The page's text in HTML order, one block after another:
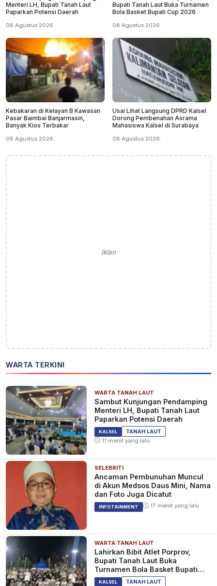
Menteri LH, Bupati Tanah Laut
Paparkan Potensi Daerah
08 Agustus 2026
Bupati Tanah Laut Buka Turnamen
Bola Basket Bupati Cup 2026
08 Agustus 2026
Kebakaran di Kelayan B Kawasan
Pasar Baimbai Banjarmasin,
Banyak Kios Terbakar
08 Agustus 2026
Usai Lihat Langsung DPRD Kalsel
Dorong Pembenahan Asrama
Mahasiswa Kalsel di Surabaya
08 Agustus 2026
Iklan
WARTA TERKINI
WARTA TANAH LAUT
Sambut Kunjungan Pendamping
Menteri LH, Bupati Tanah Laut
Paparkan Potensi Daerah
KALSEL
TANAH LAUT
11 menit yang lalu
SELEBRITI
Ancaman Pembunuhan Muncul
di Akun Medsos Daus Mini, Nama
dan Foto Juga Dicatut
INFOTAINMENT 17 menit yang lalu
WARTA TANAH LAUT
Lahirkan Bibit Atlet Porprov,
Bupati Tanah Laut Buka
Turnamen Bola Basket Bupati
Cup 2026
KALSEL
TANAH LAUT